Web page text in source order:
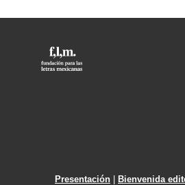
Presentación | Bienvenida